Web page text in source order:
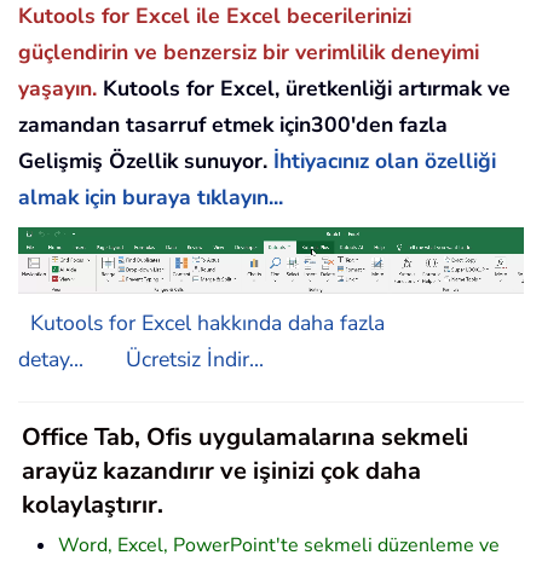
Kutools for Excel ile Excel becerilerinizi
güçlendirin ve benzersiz bir verimlilik deneyimi
yaşayın. Kutools for Excel, üretkenliği artırmak ve
zamandan tasarruf etmek için300'den fazla
Gelişmiş Özellik sunuyor. İhtiyacınız olan özelliği
almak için buraya tıklayın...
Kutools for Excel hakkında daha fazla
detay...
Ücretsiz İndir...
Office Tab, Ofis uygulamalarına sekmeli
arayüz kazandırır ve işinizi çok daha
kolaylaştırır.
Word, Excel, PowerPoint'te sekmeli düzenleme ve